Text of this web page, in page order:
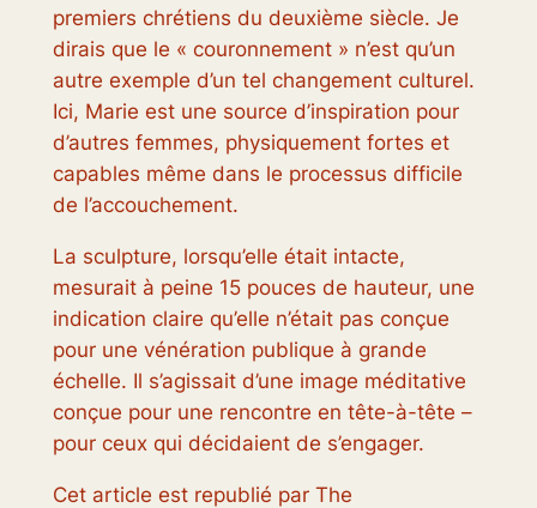
premiers chrétiens du deuxième siècle. Je
dirais que le « couronnement » n’est qu’un
autre exemple d’un tel changement culturel.
Ici, Marie est une source d’inspiration pour
d’autres femmes, physiquement fortes et
capables même dans le processus difficile
de l’accouchement.
La sculpture, lorsqu’elle était intacte,
mesurait à peine 15 pouces de hauteur, une
indication claire qu’elle n’était pas conçue
pour une vénération publique à grande
échelle. Il s’agissait d’une image méditative
conçue pour une rencontre en tête-à-tête –
pour ceux qui décidaient de s’engager.
Cet article est republié par The